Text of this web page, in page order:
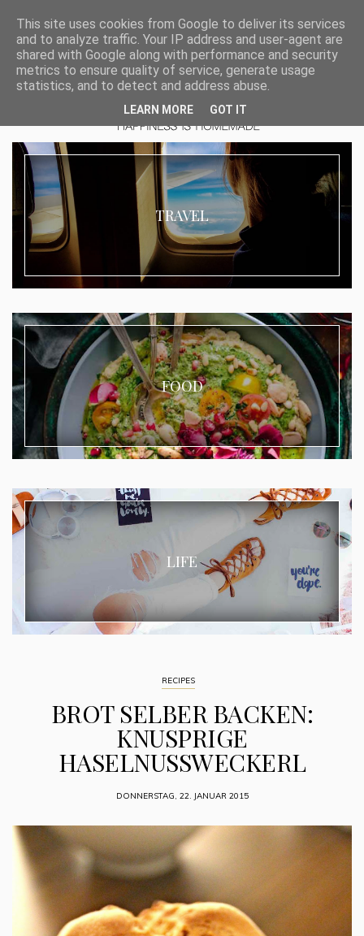
TRAVEL
FOOD
LIFE
RECIPES
BROT SELBER BACKEN:
KNUSPRIGE
HASELNUSSWECKERL
DONNERSTAG, 22. JANUAR 2015
This site uses cookies from Google to deliver its services
and to analyze traffic. Your IP address and user-agent are
shared with Google along with performance and security
metrics to ensure quality of service, generate usage
statistics, and to detect and address abuse.
LEARN MORE GOT IT